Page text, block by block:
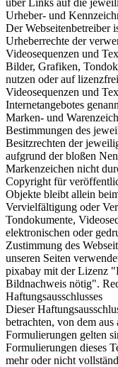
Urheber- und
Der Webseitenbetreiber
Urheberrechte der
Videosequenzen und
Bilder, Grafiken,
nutzen oder auf
Videosequenzen und
Internetangebotes
Marken- und
Bestimmungen des
Besitzrechten der
aufgrund der bloßen
Markenzeichen nicht
Copyright für
Objekte bleibt allein
Vervielfältigung oder
Tondokumente,
elektronischen oder
Zustimmung des
unseren Seiten
pixabay mit der Lizenz
Bildnachweis nötig".
Haftungsausschlusses
Dieser
betrachten, von dem
Formulierungen gelten
Formulierungen dieses
mehr oder nicht